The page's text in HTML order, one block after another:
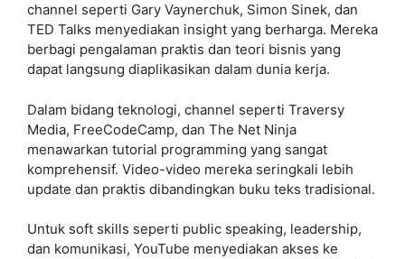
channel seperti Gary Vaynerchuk, Simon Sinek, dan
TED Talks menyediakan insight yang berharga. Mereka
berbagi pengalaman praktis dan teori bisnis yang
dapat langsung diaplikasikan dalam dunia kerja.
Dalam bidang teknologi, channel seperti Traversy
Media, FreeCodeCamp, dan The Net Ninja
menawarkan tutorial programming yang sangat
komprehensif. Video-video mereka seringkali lebih
update dan praktis dibandingkan buku teks tradisional.
Untuk soft skills seperti public speaking, leadership,
dan komunikasi, YouTube menyediakan akses ke